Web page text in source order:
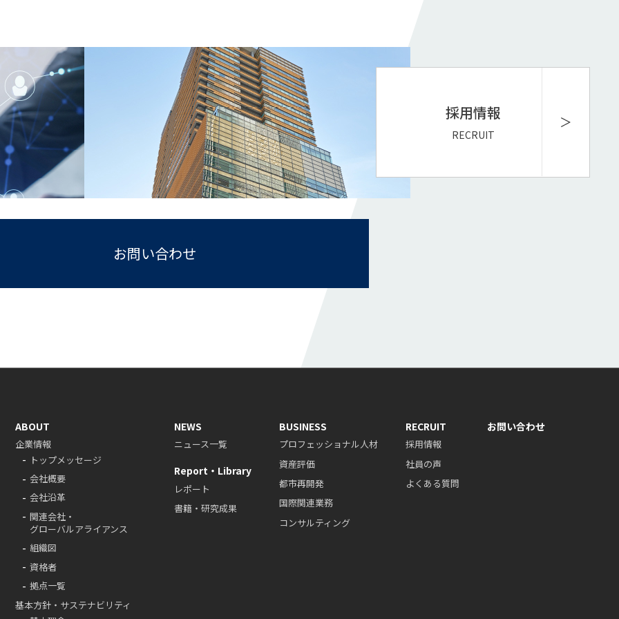
採用情報
RECRUIT
お問い合わせ
ABOUT
企業情報
トップメッセージ
会社概要
会社沿革
関連会社・
グローバルアライアンス
組織図
資格者
拠点一覧
基本方針・サステナビリティ
NEWS
ニュース一覧
Report・Library
レポート
書籍・研究成果
BUSINESS
プロフェッショナル人材
資産評価
都市再開発
国際関連業務
コンサルティング
RECRUIT
採用情報
社員の声
よくある質問
お問い合わせ